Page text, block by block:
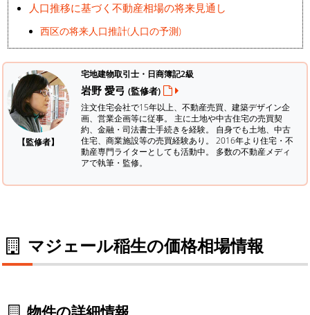
人口推移に基づく不動産相場の将来見通し
西区の将来人口推計(人口の予測)
【監修者】
宅地建物取引士・日商簿記2級
岩野 愛弓 (監修者)
注文住宅会社で15年以上、不動産売買、建築デザイン企
画、営業企画等に従事。 主に土地や中古住宅の売買契
約、金融・司法書士手続きを経験。 自身でも土地、中古
住宅、商業施設等の売買経験あり。 2016年より住宅・不
動産専門ライターとしても活動中。 多数の不動産メディ
アで執筆・監修。
マジェール稲生の価格相場情報